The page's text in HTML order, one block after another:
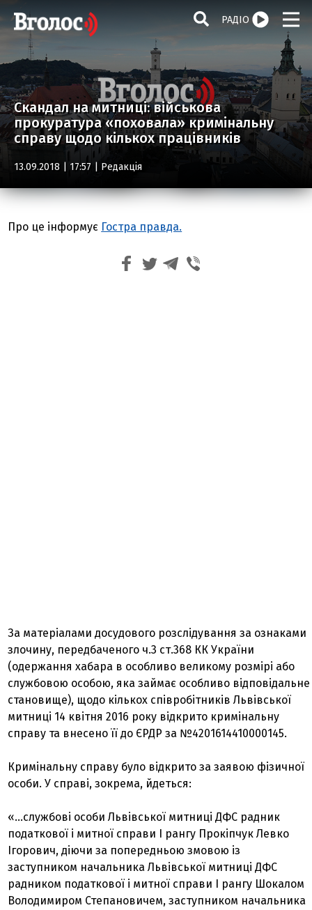
РАДІО
Скандал на митниці: військова
прокуратура «поховала» кримінальну
справу щодо кількох працівників
13.09.2018 | 17:57 | Редакція
Про це інформує Гостра правда.
За матеріалами досудового розслідування за ознаками
злочину, передбаченого ч.3 ст.368 КК України
(одержання хабара в особливо великому розмірі або
службовою особою, яка займає особливо відповідальне
становище), щодо кількох співробітників Львівської
митниці 14 квітня 2016 року відкрито кримінальну
справу та внесено її до ЄРДР за №4201614410000145.
Кримінальну справу було відкрито за заявою фізичної
особи. У справі, зокрема, йдеться:
«…службові особи Львівської митниці ДФС радник
податкової і митної справи І рангу Прокіпчук Левко
Ігорович, діючи за попередньою змовою із
заступником начальника Львівської митниці ДФС
радником податкової і митної справи І рангу Шокалом
Володимиром Степановичем, заступником начальника